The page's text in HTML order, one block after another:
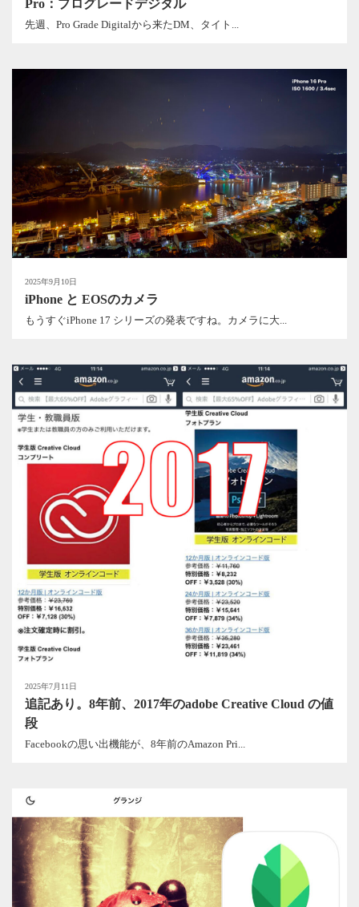
Pro：プログレードデジタル
先週、Pro Grade Digitalから来たDM、タイト...
2025年9月10日
iPhone と EOSのカメラ
もうすぐiPhone 17 シリーズの発表ですね。カメラに大...
2025年7月11日
追記あり。8年前、2017年のadobe Creative Cloud の値
段
Facebookの思い出機能が、8年前のAmazon Pri...